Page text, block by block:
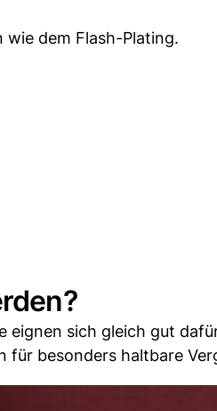
wie dem Flash-Plating.
eignen sich gleich gut
für besonders haltbare